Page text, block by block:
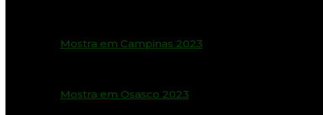
Mostra em Campinas 2023
Mostra em Osasco 2023